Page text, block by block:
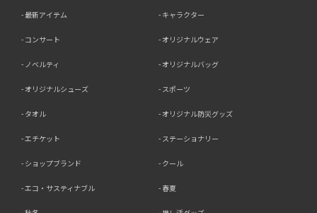
最新アイテム キャラクター
コンサート オリジナルウェア
ノベルティ オリジナルバッグ
オリジナルシューズ スポーツ
タオル オリジナル防災グッズ
エチケット ステーショナリー
ショップブランド クール
エコ・サスティナブル 春夏